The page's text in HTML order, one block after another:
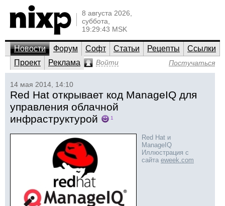
8 августа 2026,
суббота,
19:29:43 MSK
Новости Форум Софт Статьи Рецепты
Ссылки
Проект
Реклама Войти Постучаться
14 мая 2014, 14:10
Red Hat открывает код ManageIQ для
управления облачной
инфраструктурой
1
Red Hat и
ManageIQ
Иллюстрация с
сайта eweek.com